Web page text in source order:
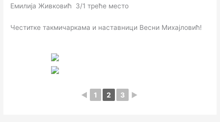
Емилија Живковић 3/1 треће место
Честитке такмичаркама и наставници Весни Михајловић!
◄ 1 2 3 ►